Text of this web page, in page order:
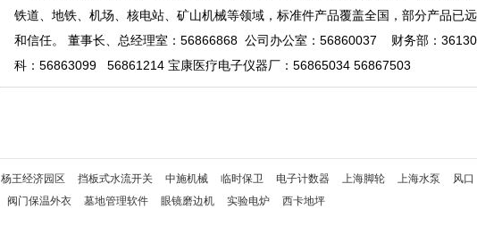
铁道、地铁、机场、核电站、矿山机械等领域，标准件产品覆盖全国，部分产品已
和信任。 董事长、总经理室：56866868 公司办公室：56860037 财务部：
科：56863099 56861214 宝康医疗电子仪器厂：56865034 56867503
杨王经济园区 挡板式水流开关 中施机械 临时保卫 电子计数器 上海脚轮 上海水泵 风口
阀门保温外衣 墓地管理软件 眼镜磨边机 实验电炉 西卡地坪